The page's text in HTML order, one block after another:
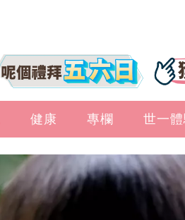
健康 專欄 世一